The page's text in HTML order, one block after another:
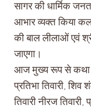
सागर की धार्मिक
आभार व्यक्त किया
की बाल लीलाओं एवं
जाएगा।
आज मुख्य रूप से कथा में
प्रतिभा तिवारी,
तिवारी नीरज